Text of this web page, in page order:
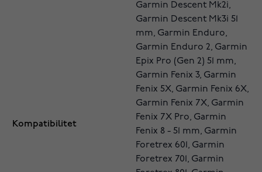
Kompatibilitet
Garmin Descent Mk2i,
Garmin Descent Mk3i 51
mm, Garmin Enduro,
Garmin Enduro 2, Garmin
Epix Pro (Gen 2) 51 mm,
Garmin Fenix 3, Garmin
Fenix 5X, Garmin Fenix 6X,
Garmin Fenix 7X, Garmin
Fenix 7X Pro, Garmin
Fenix 8 - 51 mm, Garmin
Foretrex 601, Garmin
Foretrex 701, Garmin